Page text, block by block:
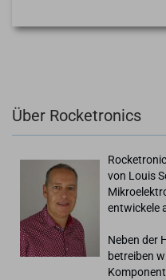
Über Rocketronics
von Louis
entwickele
Neben der
betreiben